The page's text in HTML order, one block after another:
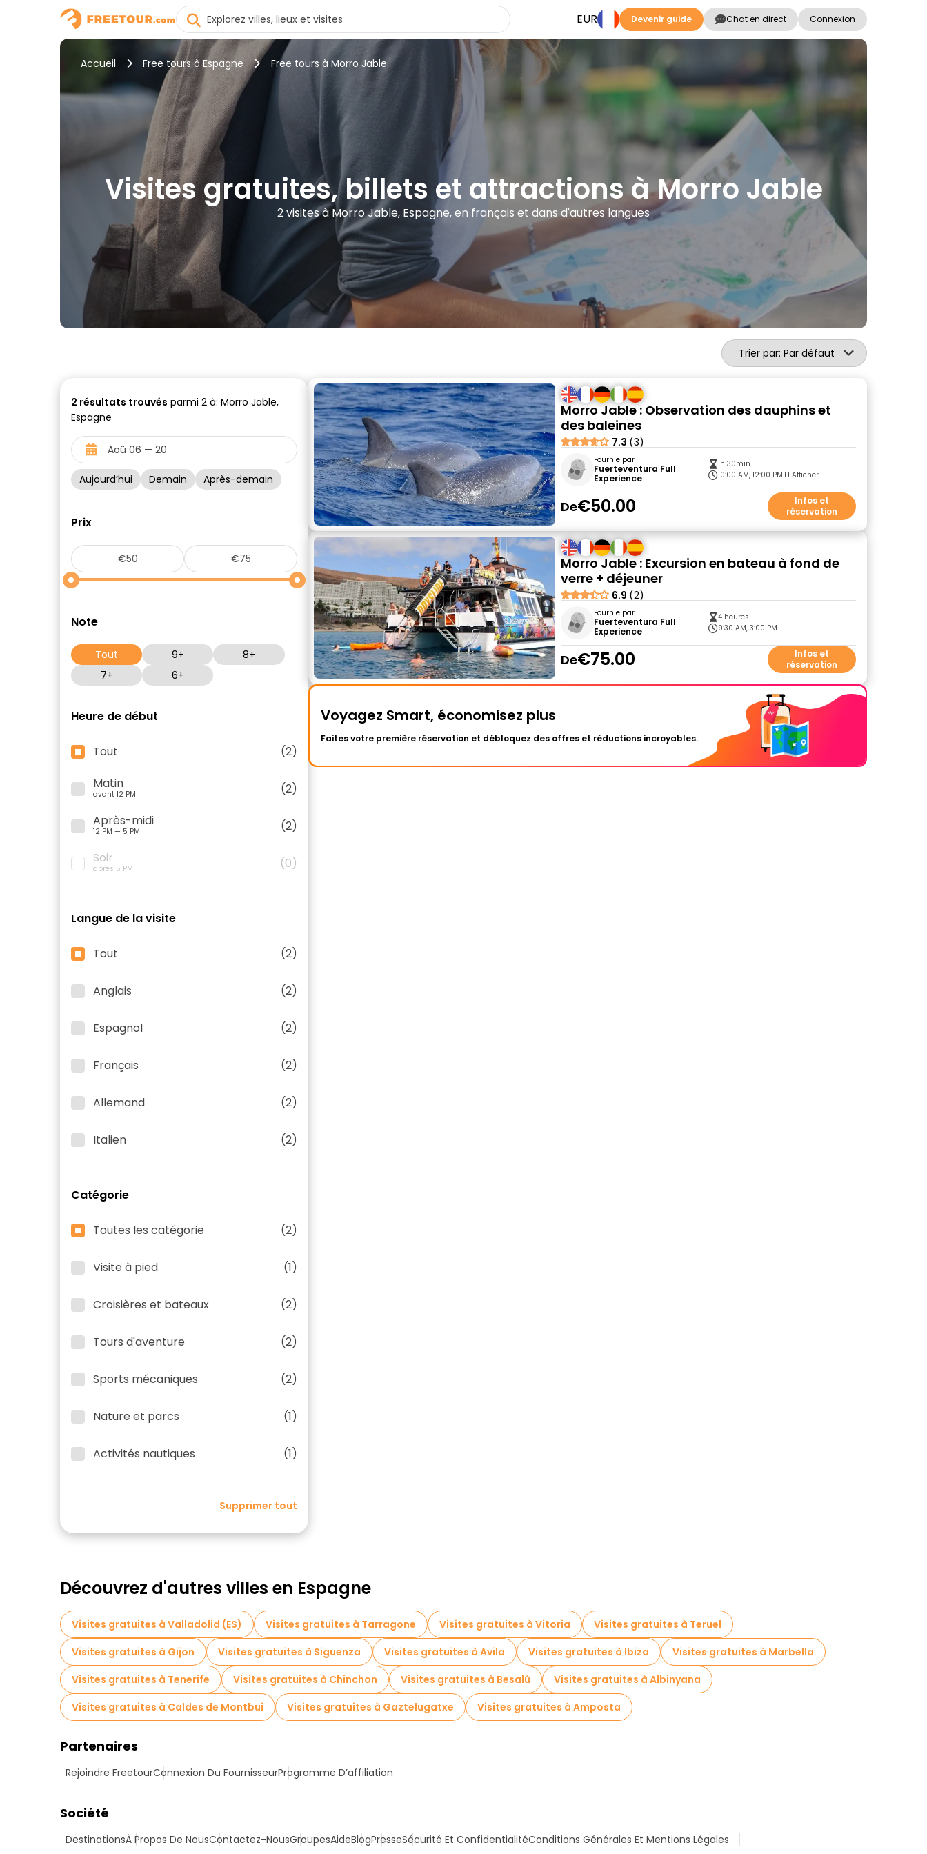
EUR Devenir guide Chat en direct Connexion
Accueil Free tours à Espagne Free tours à Morro Jable
Visites gratuites, billets et attractions à Morro Jable
2 visites à Morro Jable, Espagne, en français et dans d'autres langues
Trier par: Par défaut
2 résultats trouvés parmi 2 à: Morro Jable,
Espagne
Aujourd’hui Demain Après-demain
Prix
Note
Tout 9+
8+
7+
6+
Heure de début
Tout
(2)
Matin
avant 12 PM
(2)
Après-midi
12 PM — 5 PM
(2)
Soir
après 5 PM (0)
Langue de la visite
Tout (2)
Anglais (2)
Espagnol (2)
Français (2)
Allemand (2)
Italien (2)
Catégorie
Toutes les catégorie (2)
Visite à pied (1)
Croisières et bateaux (2)
Tours d'aventure (2)
Sports mécaniques (2)
Nature et parcs (1)
Activités nautiques (1)
Supprimer tout
Morro Jable : Observation des dauphins et
des baleines
7.3 (3)
Fournie par
Fuerteventura Full
Experience
1h 30min
10:00 AM, 12:00 PM+1 Afficher
De€50.00
Infos et
réservation
Morro Jable : Excursion en bateau à fond de
verre + déjeuner
6.9 (2)
Fournie par
Fuerteventura Full
Experience
4 heures
9:30 AM, 3:00 PM
De€75.00
Infos et
réservation
Voyagez Smart, économisez plus
Faites votre première réservation et débloquez des offres et réductions incroyables.
Découvrez d'autres villes en Espagne
Visites gratuites à Valladolid (ES) Visites gratuites à Tarragone Visites gratuites à Vitoria
Visites gratuites à Teruel
Visites gratuites à Gijon
Visites gratuites à Siguenza Visites gratuites à Avila Visites gratuites à Ibiza
Visites gratuites à Marbella
Visites gratuites à Tenerife
Visites gratuites à Chinchon Visites gratuites à Besalú
Visites gratuites à Albinyana
Visites gratuites à Caldes de Montbui
Visites gratuites à Gaztelugatxe Visites gratuites à Amposta
Partenaires
Rejoindre FreetourConnexion Du FournisseurProgramme D’affiliation
Société
DestinationsÀ Propos De NousContactez-NousGroupesAideBlogPresseSécurité Et ConfidentialitéConditions Générales Et Mentions Légales